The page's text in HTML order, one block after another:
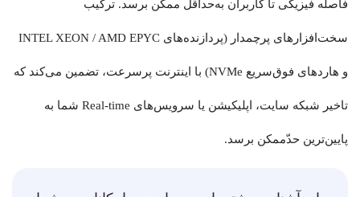
فاصله فیزیکی تا کاربران به‌حداقل ممکن برسد. ترکیب
سخت‌افزارهای پرچمدار (پردازنده‌های INTEL XEON / AMD EPYC
و هاردهای فوق‌سریع NVMe) با اینترنت پرسرعت، تضمین می‌کند که
تاخیر شبکه سایت، اپلیکیشن یا سرویس‌های Real-time شما به
پایین‌ترین حدّممکن برسد.